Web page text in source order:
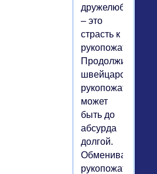
дружелюбии,
– это
страсть к
рукопожатиям.
швейцарских
рукопожатий
может
быть до
абсурда
долгой.
Обмениваются
рукопожатиями